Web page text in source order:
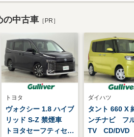
の中古車 ［PR］
トヨタ
ヴォクシー 1.8 ハイブ
リッド S-Z 禁煙車
トヨタセーフティセン
ダイハツ
タント 660 X
ンチナビ フ
TV CD/